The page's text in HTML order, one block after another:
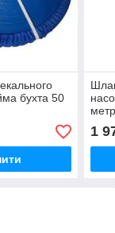
бухта 50
1